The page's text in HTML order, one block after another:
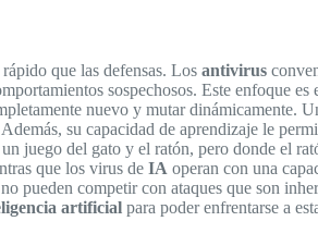
que las defensas. Los antivirus
sospechosos. Este enfoque es
nuevo y mutar dinámicamente.
su capacidad de aprendizaje le
juego del gato y el ratón, pero donde el
que los virus de IA operan con una
pueden competir con ataques que son
artificial para poder enfrentarse a